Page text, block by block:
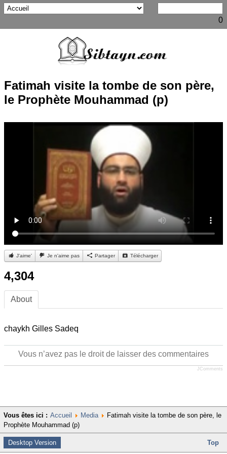
0
Fatimah visite la tombe de son père,
le Prophète Mouhammad (p)
J'aime' Je n'aime pas Partager Télécharger
4,304
About
chaykh Gilles Sadeq
Vous n’avez pas le droit de laisser des commentaires
JComments
Vous êtes ici : Accueil Media
Fatimah visite la tombe de son père, le
Prophète Mouhammad (p)
Desktop Version Top